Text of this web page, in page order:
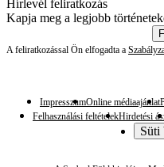
Hírlevél feliratkozás
Kapja meg a legjobb
A feliratkozással Ön elfogadta a
ImpresszumOnline médiaajánlat
Felhasználási feltételekHirdetési
Süti